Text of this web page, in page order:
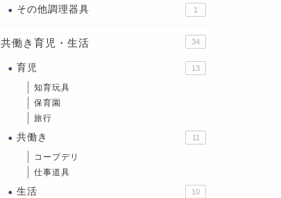
その他調理器具 1
共働き育児・生活 34
育児 13
知育玩具
保育園
旅行
共働き 11
コープデリ
仕事道具
生活 10